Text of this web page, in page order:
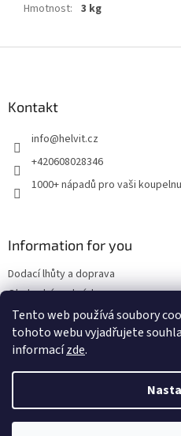
Tento web používá soubory
tohoto webu vyjadřujete
informacízde.
Hmotnost: 3 kg
Kontakt
info@helvit.cz
+420608028346
1000+ nápadů pro vaši
Information for you
Dodací lhůty a doprava
Obchodní podmínky
Copyright 2026Retrostyl.cz